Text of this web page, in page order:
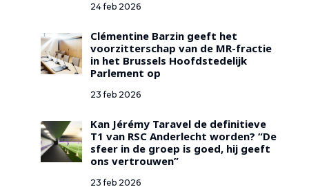
24 feb 2026
Clémentine Barzin geeft het
voorzitterschap van de MR-fractie
in het Brussels Hoofdstedelijk
Parlement op
23 feb 2026
Kan Jérémy Taravel de definitieve
T1 van RSC Anderlecht worden? “De
sfeer in de groep is goed, hij geeft
ons vertrouwen”
23 feb 2026